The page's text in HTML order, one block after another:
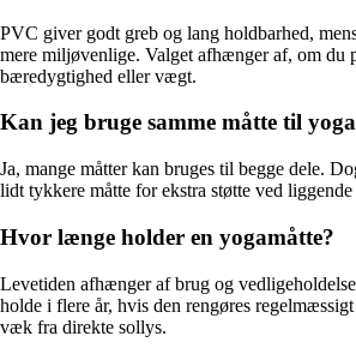
PVC giver godt greb og lang holdbarhed,
mere miljøvenlige. Valget afhænger af, om du
bæredygtighed eller vægt.
Kan jeg bruge samme måtte til
Ja, mange måtter kan bruges til begge dele.
lidt tykkere måtte for ekstra støtte ved liggende
Hvor længe holder en yogamåtte?
Levetiden afhænger af brug og
holde i flere år, hvis den rengøres
væk fra direkte sollys.